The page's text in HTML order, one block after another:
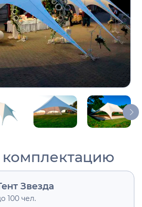
Звезда
100 чел.